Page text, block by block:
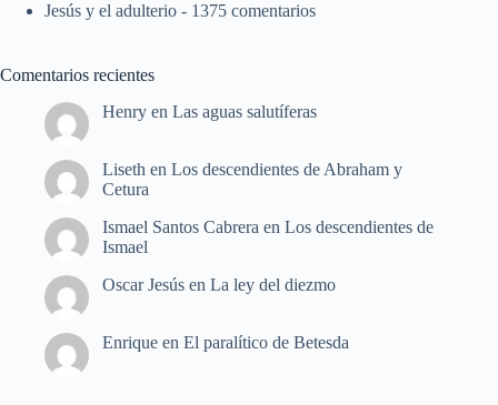
Jesús y el adulterio - 1375 comentarios
Comentarios recientes
Henry en Las aguas salutíferas
Liseth en Los descendientes de Abraham y
Cetura
Ismael Santos Cabrera en Los descendientes de
Ismael
Oscar Jesús en La ley del diezmo
Enrique en El paralítico de Betesda